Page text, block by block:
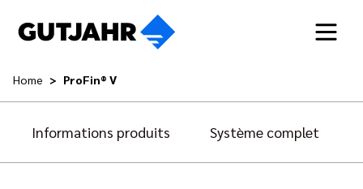
Home ProFin® V
Informations produits Système complet